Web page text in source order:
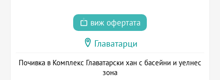
виж офертата
Главатарци
Почивка в Комплекс Главатарски хан с басейни и уелнес
зона